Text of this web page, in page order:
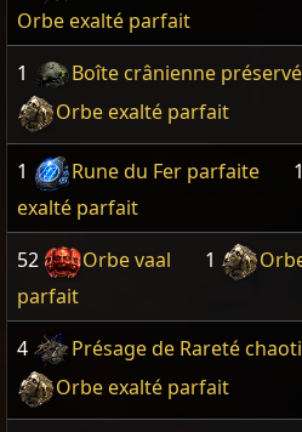
Orbe exalté parfait
1 Boîte crânienne
Orbe exalté parfait
1 Rune du Fer parfaite 1
exalté parfait
52 Orbe vaal 1
parfait
4 Présage de Rareté
Orbe exalté parfait